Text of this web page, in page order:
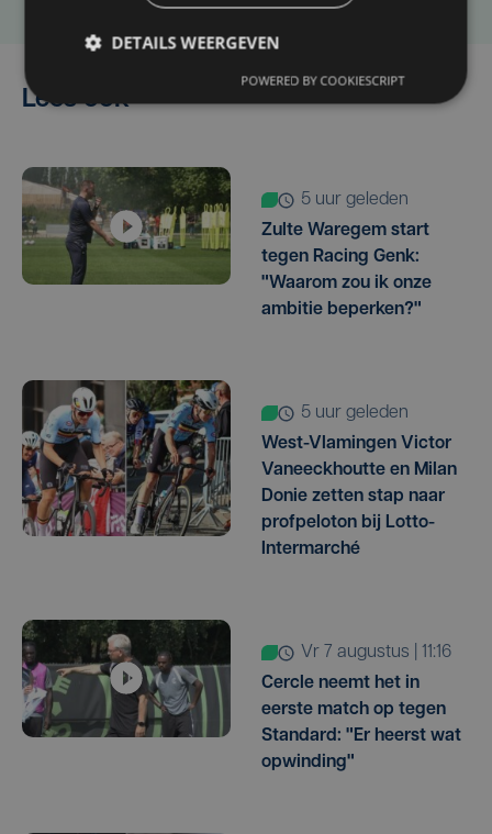
Lees ook
5 uur geleden
Zulte Waregem start
tegen Racing Genk:
"Waarom zou ik onze
ambitie beperken?"
5 uur geleden
West-Vlamingen Victor
Vaneeckhoutte en Milan
Donie zetten stap naar
profpeloton bij Lotto-
Intermarché
vr 7 augustus | 11:16
Cercle neemt het in
eerste match op tegen
Standard: "Er heerst wat
opwinding"
DETAILS WEERGEVEN
POWERED BY COOKIESCRIPT